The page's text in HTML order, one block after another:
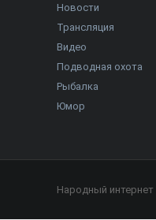
Новости
Трансляция
Видео
Подводная охота
Рыбалка
Юмор
Народный интернет